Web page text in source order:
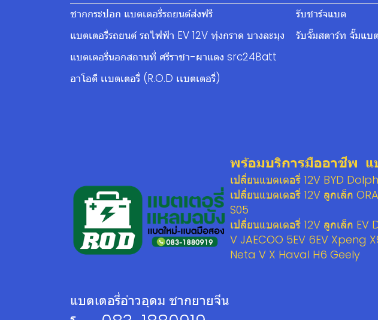
ชากกระปอก แบตเตอรี่รถยนต์ส่งฟรี
แบตเตอรี่รถยนต์ รถไฟฟ้า EV 12V ทุ่งกราด บางละมุง
แบตเตอรี่นอกสถานที่ ศรีราชา-ผาแดง src24Batt
อาโอดี เเบตเตอรี่ (R.O.D เเบตเตอรี่)
รับชาร์จแบต
รับจั๊มสตาร์ท จั๊มแบต
แบตเตอรี่อ่าวอุดม ชากยายจีน
พร้อมบริการมืออาชีพ แ
เปลี่ยนแบตเตอรี่ 12V BYD
เปลี่ยนแบตเตอรี่ 12V ลูกเล็ก
S05
เปลี่ยนแบตเตอรี่ 12V ลูกเล็ก EV
V JAECOO 5EV 6EV Xpeng
Neta V X Haval H6 Geely